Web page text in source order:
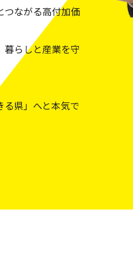
つながる高付加価
暮らしと産業を守
県」へと本気で